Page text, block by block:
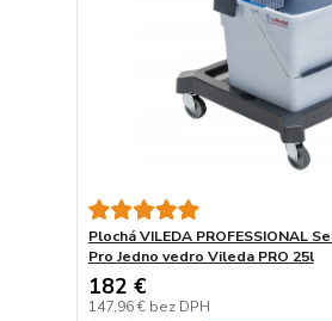
Plochá VILEDA PROFESSIONAL
Pro Jedno vedro Vileda PRO 25l
182 €
147,96 € bez DPH